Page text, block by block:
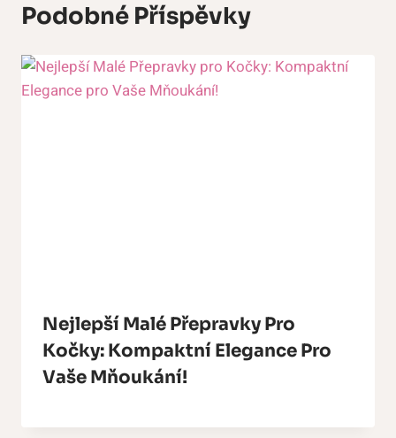
Podobné Příspěvky
Nejlepší Malé Přepravky Pro
Kočky: Kompaktní Elegance Pro
Vaše Mňoukání!